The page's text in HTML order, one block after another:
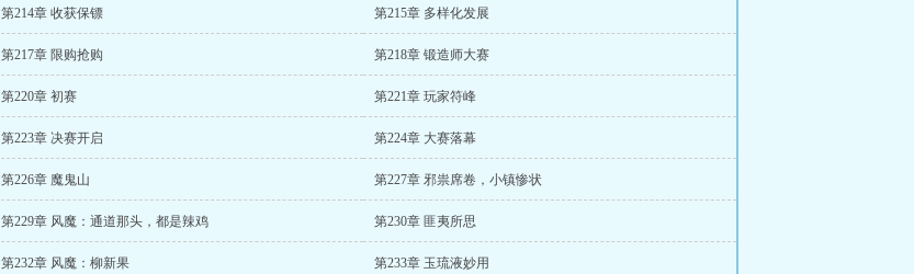
第214章 收获保镖 第215章 多样化发展
第217章 限购抢购 第218章 锻造师大赛
第220章 初赛 第221章 玩家符峰
第223章 决赛开启 第224章 大赛落幕
第226章 魔鬼山 第227章 邪祟席卷，小镇惨状
第229章 风魔：通道那头，都是辣鸡 第230章 匪夷所思
第232章 风魔：柳新果 第233章 玉琉液妙用